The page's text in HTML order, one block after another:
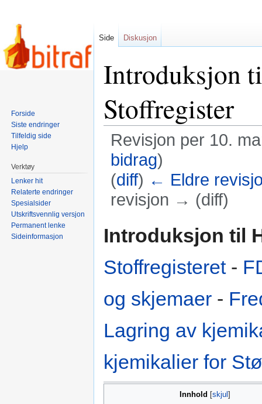
Introduksjon
Stoffregister
Revisjon per 10.
bidrag)
(diff) ← Eldre
revisjon → (diff)
Introduksjon til
Stoffregisteret-
og skjemaer -
Lagring av
kjemikalier for
Innhold
Side Diskusjon
Forside
Siste endringer
Tilfeldig side
Hjelp
Verktøy
Lenker hit
Relaterte endringer
Spesialsider
Utskriftsvennlig versjon
Permanent lenke
Sideinformasjon